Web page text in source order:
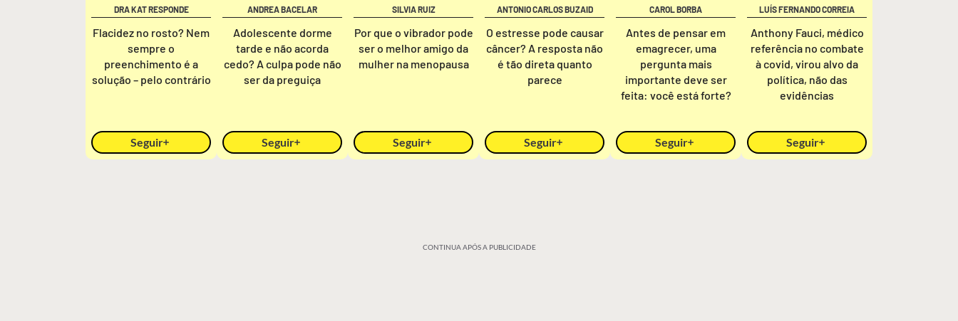
DRA KAT RESPONDE
Flacidez no rosto? Nem
sempre o
preenchimento é a
solução – pelo contrário
Seguir
ANDREA BACELAR
Adolescente dorme
tarde e não acorda
cedo? A culpa pode não
ser da preguiça
Seguir
SILVIA RUIZ
Por que o vibrador pode
ser o melhor amigo da
mulher na menopausa
Seguir
ANTONIO CARLOS BUZAID
O estresse pode causar
câncer? A resposta não
é tão direta quanto
parece
Seguir
CAROL BORBA
Antes de pensar em
emagrecer, uma
pergunta mais
importante deve ser
feita: você está forte?
Seguir
LUÍS FERNANDO CORREIA
Anthony Fauci, médico
referência no combate
à covid, virou alvo da
política, não das
evidências
Seguir
CONTINUA APÓS A PUBLICIDADE